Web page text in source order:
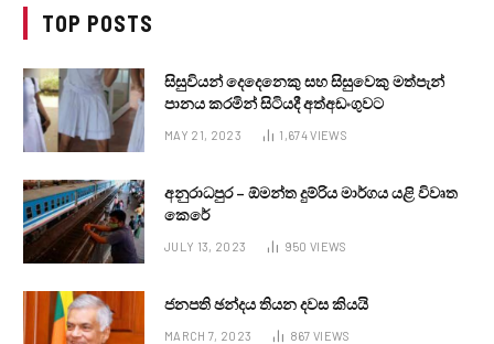
TOP POSTS
සිසුවියන් දෙදෙනෙකු සහ සිසුවෙකු මත්පැන්
පානය කරමින් සිටියදී අත්අඩංගුවට
MAY 21, 2023 1,674VIEWS
අනුරාධපුර – ඕමන්ත දුම්රිය මාර්ගය යළි විවෘත
කෙරේ
JULY 13, 2023 950 VIEWS
ජනපති ඡන්දය තියන දවස කියයි
MARCH 7, 2023 867 VIEWS